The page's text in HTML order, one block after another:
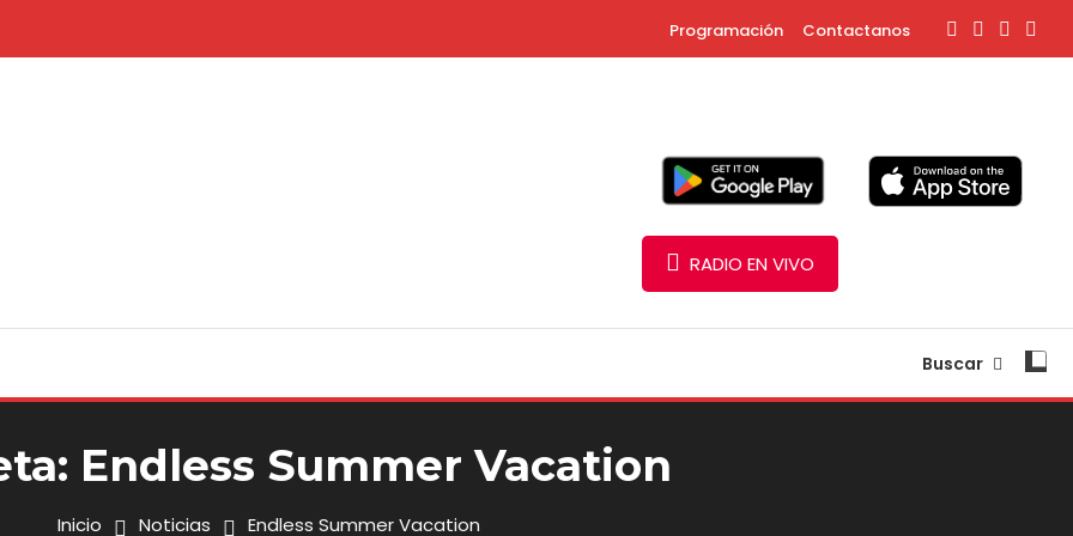
Programación Contactanos
RADIO EN VIVO
Buscar
Endless Summer Vacation
Inicio Noticias Endless Summer Vacation